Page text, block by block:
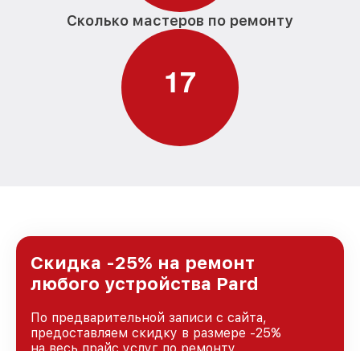
Сколько мастеров по ремонту
17
Скидка -25% на ремонт
любого устройства Pard
По предварительной записи с сайта,
предоставляем скидку в размере -25%